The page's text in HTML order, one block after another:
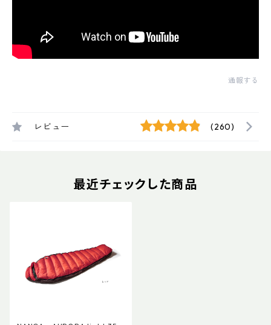
通報する
レビュー (260)
最近チェックした商品